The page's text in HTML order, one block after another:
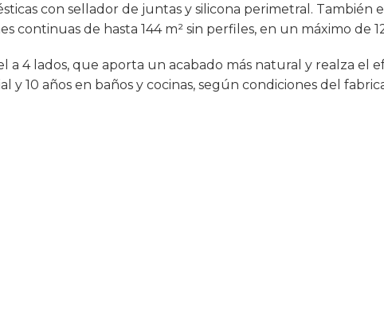
con sellador de juntas y silicona perimetral.
continuas de hasta 144 m² sin perfiles, en un máximo de
a 4 lados, que aporta un acabado más natural y realza el
y 10 años en baños y cocinas, según condiciones del